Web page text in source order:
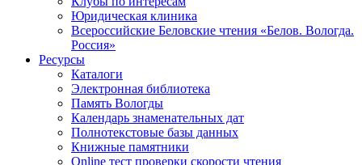
Юридическая клиника
Всероссийские Беловские чтения «Белов. Вологда.
Россия»
Ресурсы
Каталоги
Электронная библиотека
Память Вологды
Календарь знаменательных дат
Полнотекстовые базы данных
Книжные памятники
Online тест проверки скорости чтения